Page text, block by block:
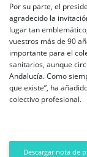
Por su parte, el
agradecido la
lugar tan
vuestros más de 90
importante para el
sanitarios, aunque
Andalucía. Como
que existe”, ha
colectivo profesional.
Descargar nota de